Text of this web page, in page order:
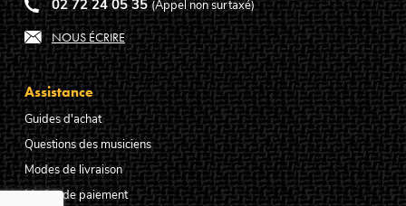
02 72 24 05 35 (Appel non surtaxé)
NOUS ÉCRIRE
Assistance
Guides d'achat
Questions des musiciens
Modes de livraison
Modes de paiement